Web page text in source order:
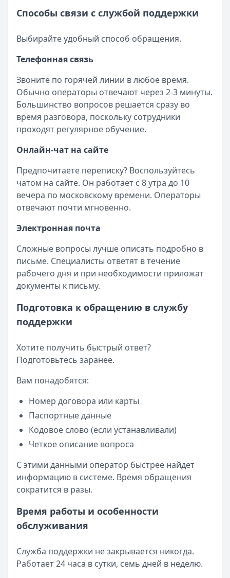
Способы связи с службой поддержки
Выбирайте удобный способ обращения.
Телефонная связь
Звоните по горячей линии в любое время.
Обычно операторы отвечают через 2-3 минуты.
Большинство вопросов решается сразу во
время разговора, поскольку сотрудники
проходят регулярное обучение.
Онлайн-чат на сайте
Предпочитаете переписку? Воспользуйтесь
чатом на сайте. Он работает с 8 утра до 10
вечера по московскому времени. Операторы
отвечают почти мгновенно.
Электронная почта
Сложные вопросы лучше описать подробно в
письме. Специалисты ответят в течение
рабочего дня и при необходимости приложат
документы к письму.
Подготовка к обращению в службу
поддержки
Хотите получить быстрый ответ?
Подготовьтесь заранее.
Вам понадобятся:
Номер договора или карты
Паспортные данные
Кодовое слово (если устанавливали)
Четкое описание вопроса
С этими данными оператор быстрее найдет
информацию в системе. Время обращения
сократится в разы.
Время работы и особенности
обслуживания
Служба поддержки не закрывается никогда.
Работает 24 часа в сутки, семь дней в неделю.